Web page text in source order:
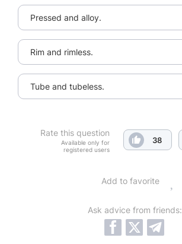
Pressed and alloy.
Rim and rimless.
Tube and tubeless.
Rate this question
Available only for
registered users
38
Add to favorite
Ask advice from friends: